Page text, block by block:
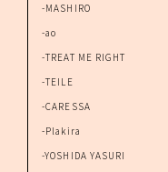
-MASHIRO
-ao
-TREAT ME RIGHT
-TEILE
-CARESSA
-Plakira
-YOSHIDA YASURI